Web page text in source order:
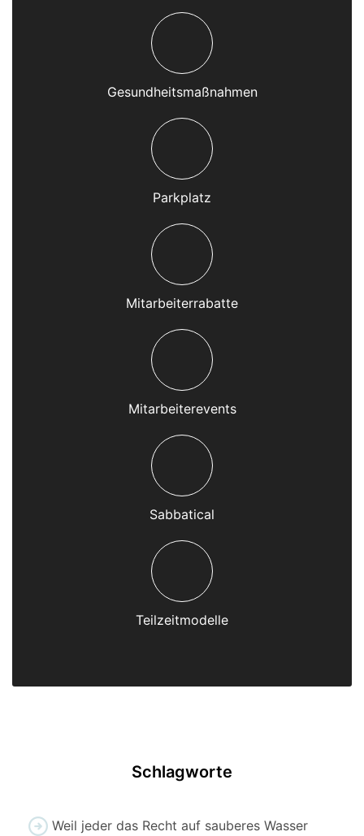
Gesundheitsmaßnahmen
Parkplatz
Mitarbeiterrabatte
Mitarbeiterevents
Sabbatical
Teilzeitmodelle
Schlagworte
Weil jeder das Recht auf sauberes Wasser